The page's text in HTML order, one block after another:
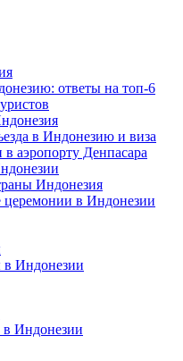
ответы на топ-6
в Индонезию и виза
в аэропорту Денпасара
Индонезия
церемонии в Индонезии
в Индонезии
Индонезии